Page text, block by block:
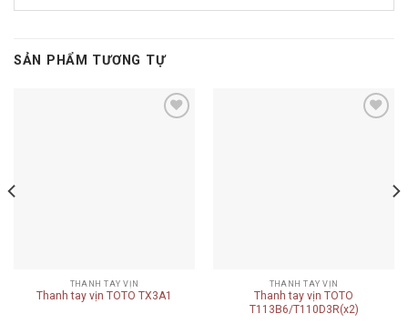
SẢN PHẨM TƯƠNG TỰ
THANH TAY VỊN
Thanh tay vịn TOTO TX3A1
THANH TAY VỊN
Thanh tay vịn TOTO
T113B6/T110D3R(x2)